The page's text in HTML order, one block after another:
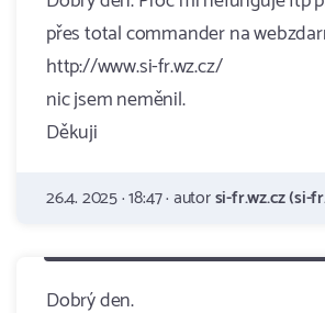
přes total commander na
http://www.si-fr.wz.cz/
nic jsem neměnil.
Děkuji
26.4. 2025 · 18:47 · autorsi-fr.wz.cz (si-
Dobrý den.